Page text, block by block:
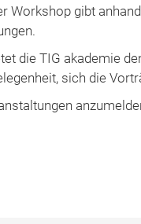
gibt
die TIG akademie
sich die